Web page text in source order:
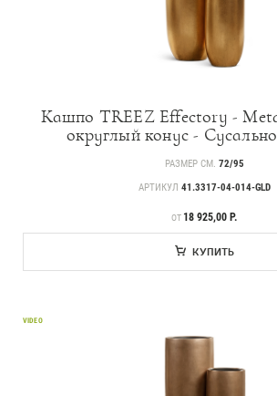
Кашпо TREEZ Effectory -
округлый конус -
РАЗМЕР СМ. 72/95
АРТИКУЛ 41.3317-04-014-GLD
ЦЕНА
ОТ 18 925,00 Р.
КУПИТЬ
VIDEO